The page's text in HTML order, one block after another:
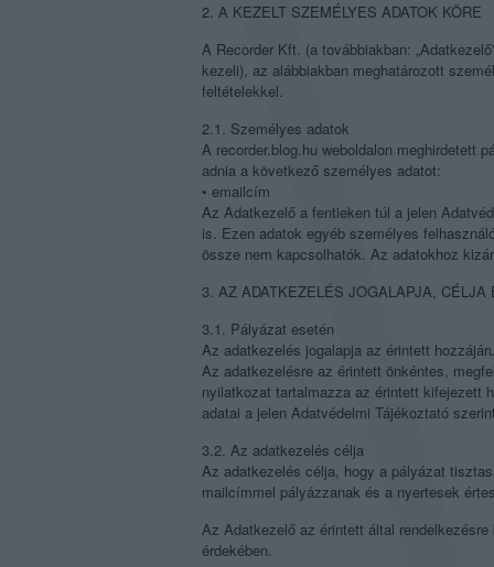
2. A KEZELT SZEMÉLYES ADATOK KÖRE
A Recorder Kft. (a továbbiakban:
kezeli), az alábbiakban meghatározott
feltételekkel.
2.1. Személyes adatok
A recorder.blog.hu weboldalon meghirdetett
adnia a következő személyes adatot:
• emailcím
Az Adatkezelő a fentieken túl a jelen
is. Ezen adatok egyéb személyes
össze nem kapcsolhatók. Az adatokhoz
3. AZ ADATKEZELÉS JOGALAPJA, CÉLJA
3.1. Pályázat esetén
Az adatkezelés jogalapja az érintett
Az adatkezelésre az érintett önkéntes,
nyilatkozat tartalmazza az érintett kifejezett
adatai a jelen Adatvédelmi Tájékoztató
3.2. Az adatkezelés célja
Az adatkezelés célja, hogy a pályázat
mailcímmel pályázzanak és a nyertesek
Az Adatkezelő az érintett által
érdekében.